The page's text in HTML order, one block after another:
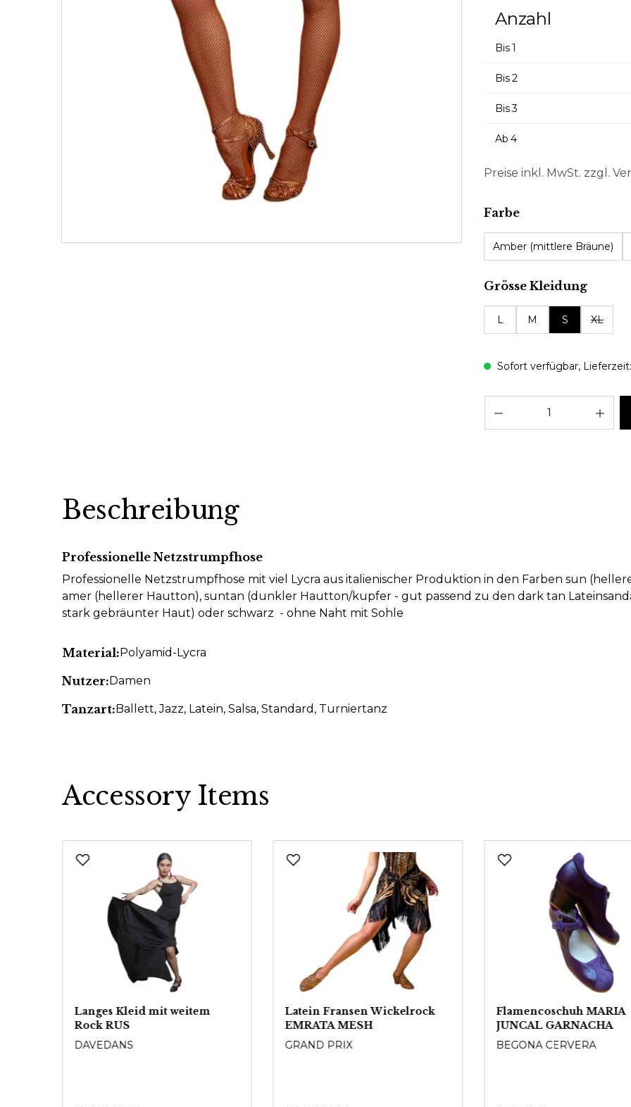
Anzahl
Bis1
Bis2
Bis3
Ab4
Preise inkl. MwSt. zzgl.
Farbeauswählen
Amber (mittlere Bräune)
Grösse Kleidung
L M S XL
Sofort verfügbar,
Beschreibung
Professionelle Netzstrumpfhose
Professionelle Netzstrumpfhose mit viel Lycra aus italienischer Produktion in den Farben sun
amer (hellerer Hautton), suntan (dunkler Hautton/kupfer - gut passend zu den dark tan
stark gebräunter Haut) oder schwarz - ohne Naht mit Sohle
Material:Polyamid-Lycra
Nutzer:Damen
Tanzart:Ballett, Jazz, Latein, Salsa, Standard , Turniertanz
Accessory Items
Langes Kleid mit weitem
Rock RUS
DAVEDANS
Latein Fransen Wickelrock
EMRATA MESH
GRAND PRIX
Flamencoschuh MARIA
JUNCAL GARNACHA
BEGONA CERVERA